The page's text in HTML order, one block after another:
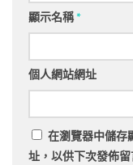
顯示名稱*
個人網站網址
在瀏覽器中儲存
址，以供下次發佈留